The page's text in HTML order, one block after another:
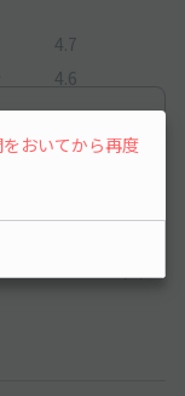
4.7
4.6
0件
おいてから再度